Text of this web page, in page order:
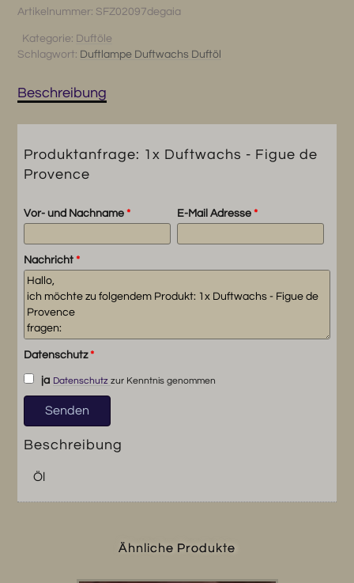
Provence
Menge
Artikelnummer: SFZ02097degaia
Kategorie: Duftöle
Schlagwort: Duftlampe Duftwachs Duftöl
Beschreibung
Produktanfrage: 1x Duftwachs - Figue de
Provence
Vor- und Nachname* E-Mail Adresse *
Nachricht*
Datenschutz*
ja Datenschutz zur Kenntnis genommen
Beschreibung
Öl
Ähnliche Produkte